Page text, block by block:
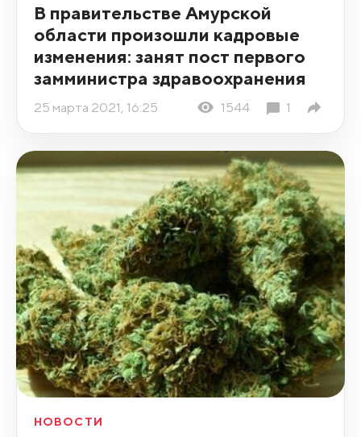
В правительстве Амурской
области произошли кадровые
изменения: занят пост первого
замминистра здравоохранения
25 марта 2021, 16:25 1544 1
НОВОСТИ